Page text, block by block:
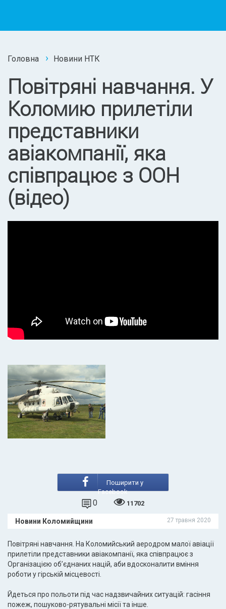
Головна Новини НТК
Повітряні навчання. У
Коломию прилетіли
представники
авіакомпанії, яка
співпрацює з ООН
(відео)
Поширити у
Facebook
0 11702
Новини Коломийщини 27 травня 2020
Повітряні навчання. На Коломийський аеродром малої авіації
прилетіли представники авіакомпанії, яка співпрацює з
Організацією об’єднаних націй, аби вдосконалити вміння
роботи у гірській місцевості.
Йдеться про польоти під час надзвичайних ситуацій: гасіння
пожеж, пошуково-рятувальні місії та інше.